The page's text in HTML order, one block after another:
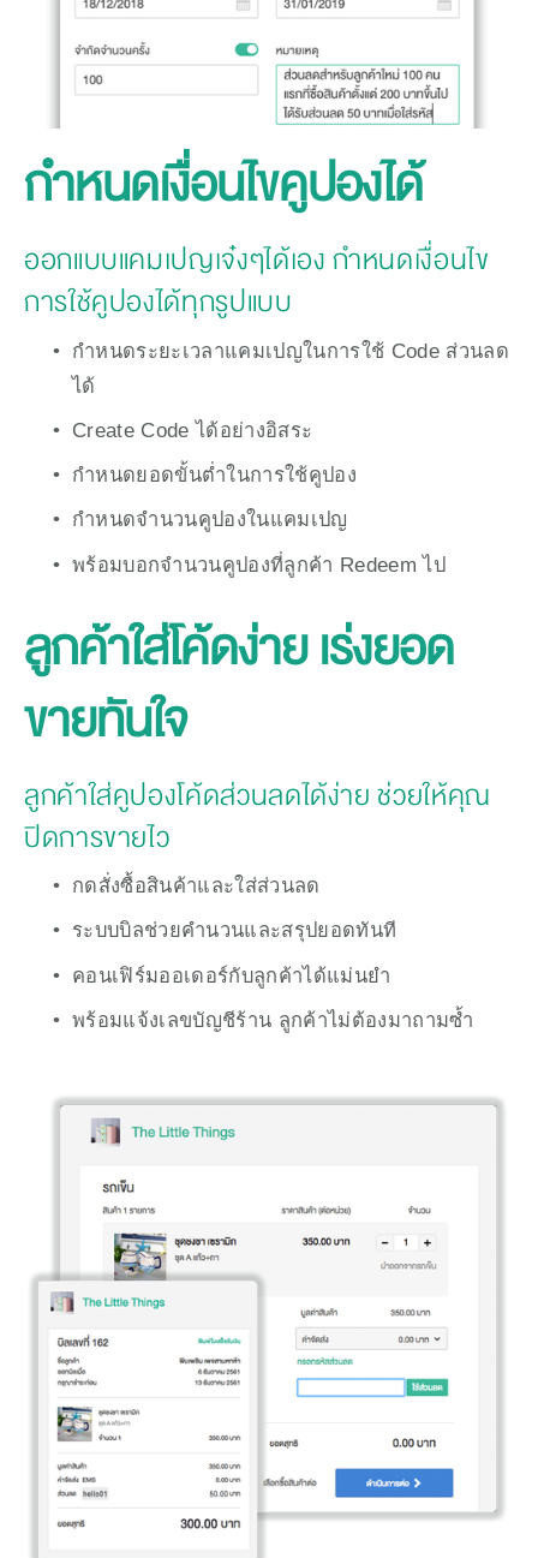
กำหนดเงื่อนไขคูปองได้
ออกแบบแคมเปญเจ๋งๆได้เอง กำหนดเงื่อนไข
การใช้คูปองได้ทุกรูปแบบ
กำหนดระยะเวลาแคมเปญในการใช้ Code ส่วนลด
ได้
Create Code ได้อย่างอิสระ
กำหนดยอดขั้นต่ำในการใช้คูปอง
กำหนดจำนวนคูปองในแคมเปญ
พร้อมบอกจำนวนคูปองที่ลูกค้า Redeem ไป
ลูกค้าใส่โค้ดง่าย เร่งยอด
ขายทันใจ
ลูกค้าใส่คูปองโค้ดส่วนลดได้ง่าย ช่วยให้คุณ
ปิดการขายไว
กดสั่งซื้อสินค้าและใส่ส่วนลด
ระบบบิลช่วยคำนวนและสรุปยอดทันที
คอนเฟิร์มออเดอร์กับลูกค้าได้แม่นยำ
พร้อมแจ้งเลขบัญชีร้าน ลูกค้าไม่ต้องมาถามซ้ำ